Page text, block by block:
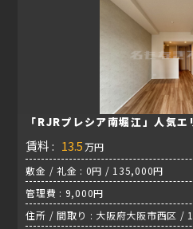
「RJRプレシア南堀江」人気エ
賃料 : 13.5 万円
敷金 / 礼金 : 0円 / 135,000円
管理費 : 9,000円
住所 / 間取り : 大阪府大阪市西区 /